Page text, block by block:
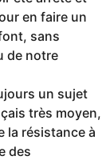
en faire un
sans
de notre
un sujet
très moyen,
la résistance à
des